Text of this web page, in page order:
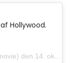
​​Hollywood.
oktober 2015 kl. 14:29 PDT